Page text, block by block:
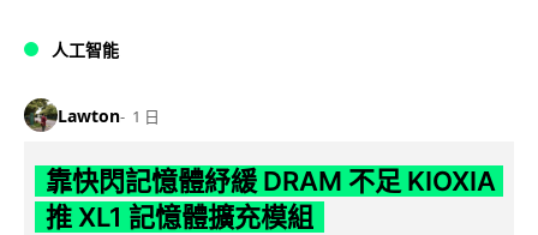
人工智能
Lawton 1 日
靠快閃記憶體紓緩 DRAM 不足 KIOXIA
推 XL1 記憶體擴充模組